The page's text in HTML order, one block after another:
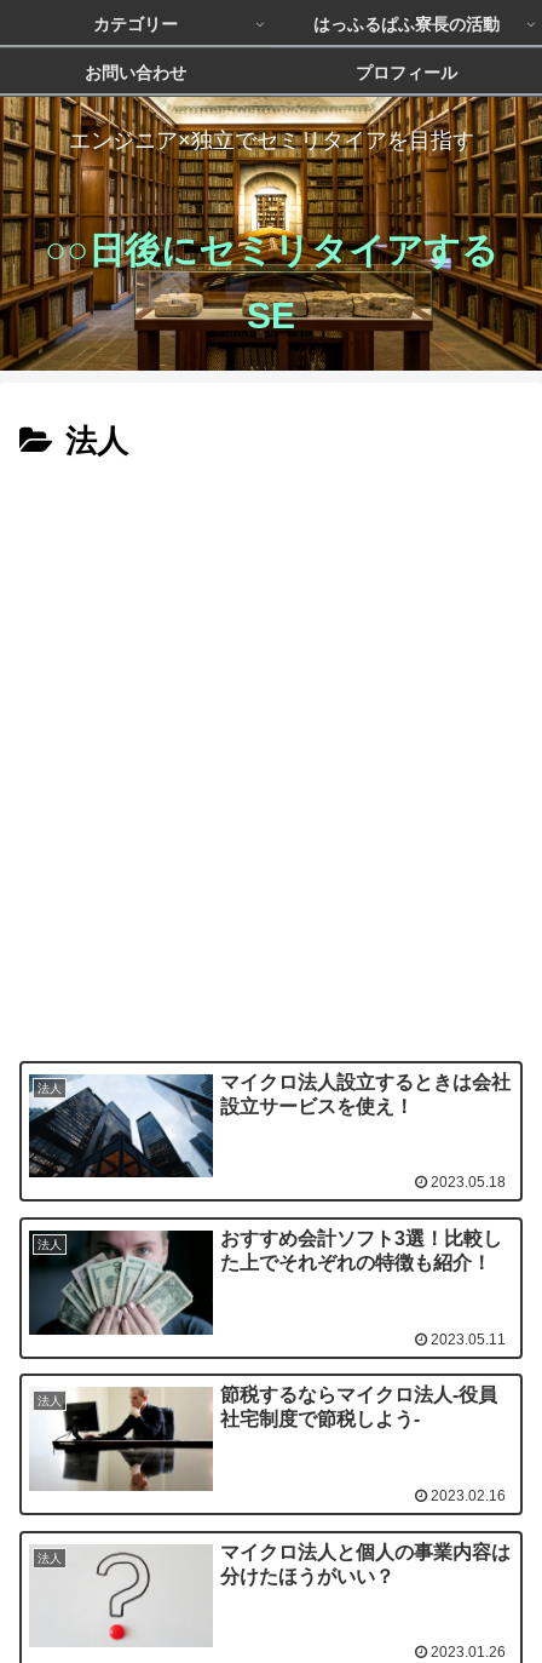
エンジニア×独立でセミリタイアを目指す
○○日後にセミリタイアする
SE
カテゴリー はっふるぱふ寮長の活動
お問い合わせ プロフィール
法人
法人
マイクロ法人設立するときは会社
設立サービスを使え！
2023.05.18
法人
おすすめ会計ソフト3選！比較し
た上でそれぞれの特徴も紹介！
2023.05.11
法人
節税するならマイクロ法人-役員
社宅制度で節税しよう-
2023.02.16
法人
マイクロ法人と個人の事業内容は
分けたほうがいい？
2023.01.26